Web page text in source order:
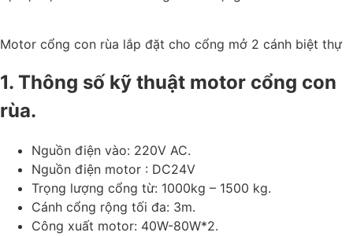
Motor cổng con rùa lắp đặt cho cổng mở 2 cánh biệt thự
1. Thông số kỹ thuật motor cổng con
rùa.
Nguồn điện vào: 220V AC.
Nguồn điện motor : DC24V
Trọng lượng cổng từ: 1000kg – 1500 kg.
Cánh cổng rộng tối đa: 3m.
Công xuất motor: 40W-80W*2.